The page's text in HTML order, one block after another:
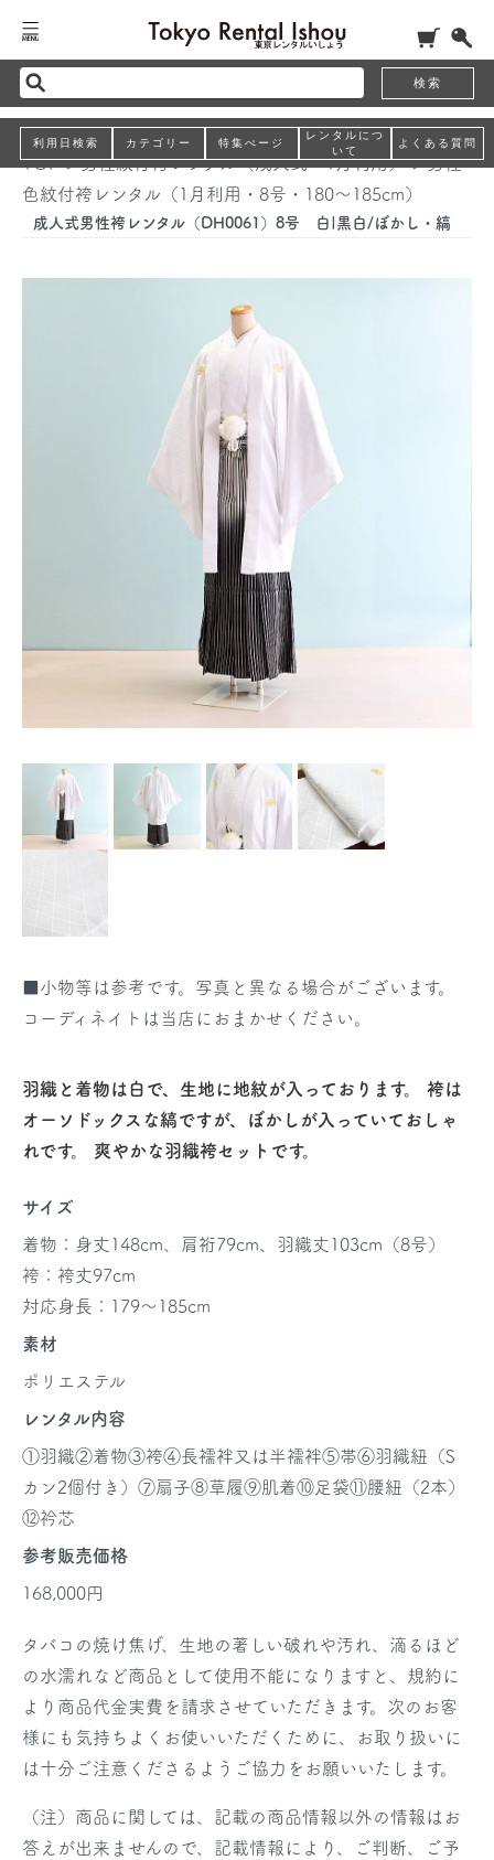
検索
利用日検索 カテゴリー 特集ぺージ
レンタルにつ
いて
よくある質問
TOP>男性紋付袴レンタル（成人式・1月利用）>男性
色紋付袴レンタル（1月利用・8号・180～185cm）
成人式男性袴レンタル（DH0061）8号 白|黒白/ぼかし・縞
■小物等は参考です。写真と異なる場合がございます。
コーディネイトは当店におまかせください。
羽織と着物は白で、生地に地紋が入っております。 袴は
オーソドックスな縞ですが、ぼかしが入っていておしゃ
れです。 爽やかな羽織袴セットです。
サイズ
着物：身丈148cm、肩裄79cm、羽織丈103cm（8号）
袴：袴丈97cm
対応身長：179～185cm
素材
ポリエステル
レンタル内容
①羽織②着物③袴④長襦袢又は半襦袢⑤帯⑥羽織紐（S
カン2個付き）⑦扇子⑧草履⑨肌着⑩足袋⑪腰紐（2本）
⑫衿芯
参考販売価格
168,000円
タバコの焼け焦げ、生地の著しい破れや汚れ、滴るほど
の水濡れなど商品として使用不能になりますと、規約に
より商品代金実費を請求させていただきます。次のお客
様にも気持ちよくお使いいただくために、お取り扱いに
は十分ご注意くださるようご協力をお願いいたします。
（注）商品に関しては、記載の商品情報以外の情報はお
答えが出来ませんので、記載情報により、ご判断、ご予